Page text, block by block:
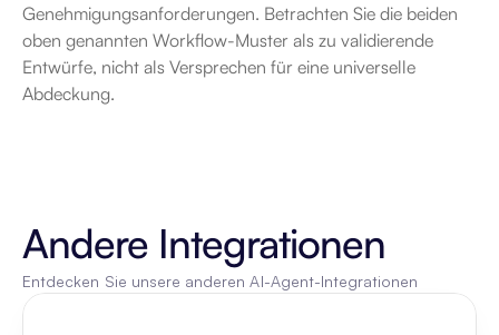
Genehmigungsanforderungen. Betrachten Sie die beiden
oben genannten Workflow-Muster als zu validierende
Entwürfe, nicht als Versprechen für eine universelle
Abdeckung.
Andere Integrationen
Entdecken Sie unsere anderen AI-Agent-Integrationen